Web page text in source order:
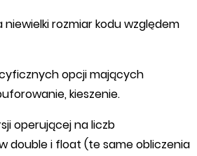
rozmiar kodu względem
opcji mających
kieszenie.
operującej na liczb
double i float (te same obliczenia